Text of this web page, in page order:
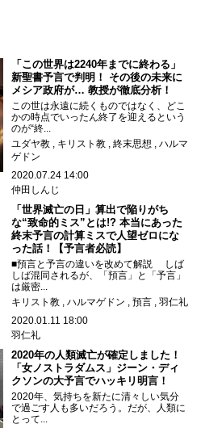
「この世界は2240年までに終わる」
新聖書予言で判明！ その後の未来に
メシア政府が… 教授が徹底分析！
この世は永遠に続くものではなく、どこ
かの時点でいったん終了を迎えるという
のが“終...
ユダヤ教
キリスト教 終末思想
ハルマ
ゲドン
2020.07.24 14:00
仲田しんじ
「世界滅亡の日」算出で陥りがち
な“致命的ミス”とは!? 本当にあった
終末予言の計算ミスで人望ゼロにな
った話！【予言者必読】
■預言と予言の違いを改めて解説 しば
しば混同されるが、「預言」と「予言」
は厳密...
キリスト教
ハルマゲドン 預言
羽仁礼
2020.01.11 18:00
羽仁礼
2020年の人類滅亡が確定しました！
「女ノストラダムス」ジーン・ディ
クソンの大予言でハッキリ明言！
2020年、気持ちを新たに清々しい気分
で過ごす人も多いだろう。だが、人類に
とって...